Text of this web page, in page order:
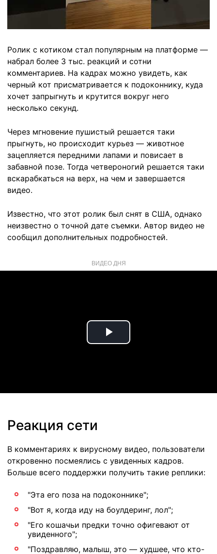
Ролик с котиком стал популярным на платформе —
набрал более 3 тыс. реакций и сотни
комментариев. На кадрах можно увидеть, как
черный кот присматривается к подоконнику, куда
хочет запрыгнуть и крутится вокруг него
несколько секунд.
Через мгновение пушистый решается таки
прыгнуть, но происходит курьез — животное
зацепляется передними лапами и повисает в
забавной позе. Тогда четвероногий решается таки
вскарабкаться на верх, на чем и завершается
видео.
Известно, что этот ролик был снят в США, однако
неизвестно о точной дате съемки. Автор видео не
сообщил дополнительных подробностей.
ВИДЕО ДНЯ
Play
Реакция сети
В комментариях к вирусному видео, пользователи
откровенно посмеялись с увиденных кадров.
Больше всего поддержки получить такие реплики:
"Эта его поза на подоконнике";
"Вот я, когда иду на боулдеринг, лол";
"Его кошачьи предки точно офигевают от
увиденного";
"Поздравляю, малыш, это — худшее, что кто-